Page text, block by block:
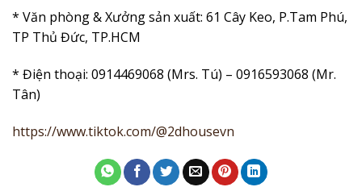
* Văn phòng & Xưởng sản xuất: 61 Cây Keo, P.Tam Phú,
TP Thủ Đức, TP.HCM
* Điện thoại: 0914469068 (Mrs. Tú) – 0916593068 (Mr.
Tân)
https://www.tiktok.com/@2dhousevn